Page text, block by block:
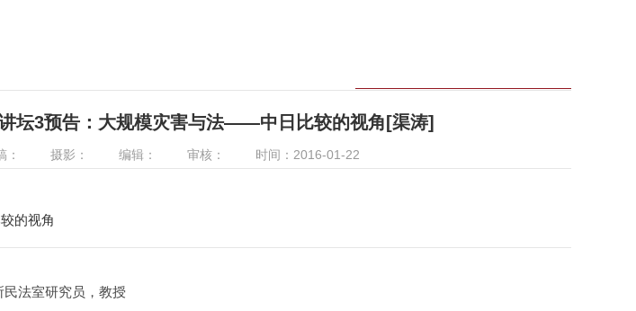
坛3预告：大规模灾害与法——中日比较的视角[渠涛]
： 摄影： 编辑： 审核： 时间：2016-01-22
的视角
室研究员，教授